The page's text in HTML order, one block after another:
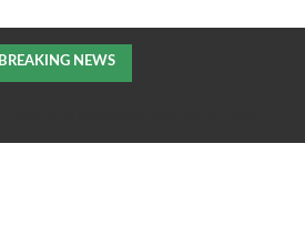
BREAKING NEWS